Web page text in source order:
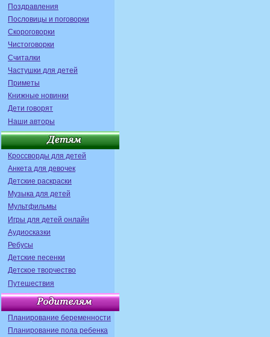
Поздравления
Пословицы и поговорки
Скороговорки
Чистоговорки
Считалки
Частушки для детей
Приметы
Книжные новинки
Дети говорят
Наши авторы
Кроссворды для детей
Анкета для девочек
Детские раскраски
Музыка для детей
Мультфильмы
Игры для детей онлайн
Аудиосказки
Ребусы
Детские песенки
Детское творчество
Путешествия
Планирование беременности
Планирование пола ребенка